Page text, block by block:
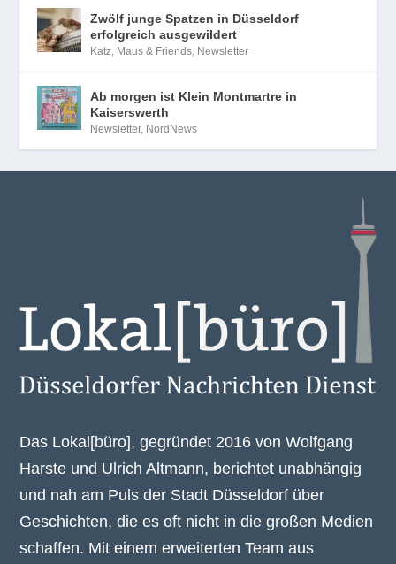
Zwölf junge Spatzen in Düsseldorf
erfolgreich ausgewildert
Katz, Maus & Friends, Newsletter
Ab morgen ist Klein Montmartre in
Kaiserswerth
Newsletter, NordNews
Das Lokal[büro], gegründet 2016 von Wolfgang
Harste und Ulrich Altmann, berichtet unabhängig
und nah am Puls der Stadt Düsseldorf über
Geschichten, die es oft nicht in die großen Medien
schaffen. Mit einem erweiterten Team aus